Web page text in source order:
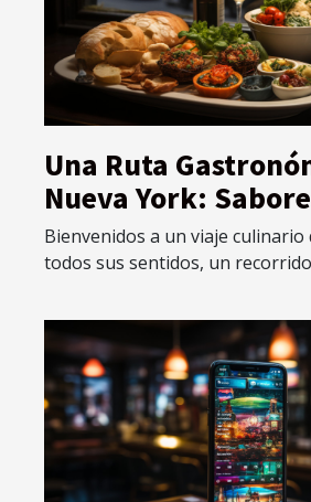
Una Ruta
Nueva York:
Mundo en un Solo
Bienvenidos a un viaje
todos sus sentidos, un